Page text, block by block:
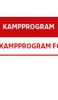
KAMPPROGRAM
KAMPPROGRAM